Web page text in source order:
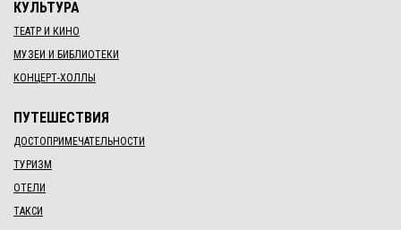
КУЛЬТУРА
ТЕАТР И КИНО
МУЗЕИ И БИБЛИОТЕКИ
КОНЦЕРТ-ХОЛЛЫ
ПУТЕШЕСТВИЯ
ДОСТОПРИМЕЧАТЕЛЬНОСТИ
ТУРИЗМ
ОТЕЛИ
ТАКСИ